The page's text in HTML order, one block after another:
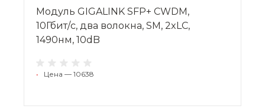
Модуль GIGALINK SFP+ CWDM,
10Гбит/c, два волокна, SM, 2xLC,
1490нм, 10dB
• Цена — 10638